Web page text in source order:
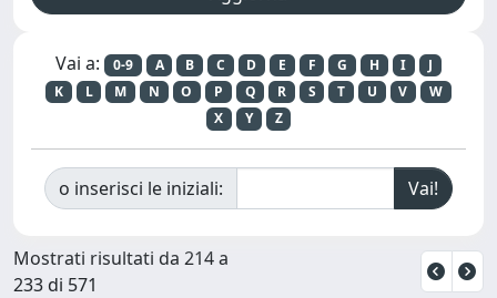
Vai a: 0-9 A B C D E F G H I
J
K
L M N O P Q R S T U V
W
X
Y Z
o inserisci le iniziali:
Mostrati risultati da 214 a
233 di 571